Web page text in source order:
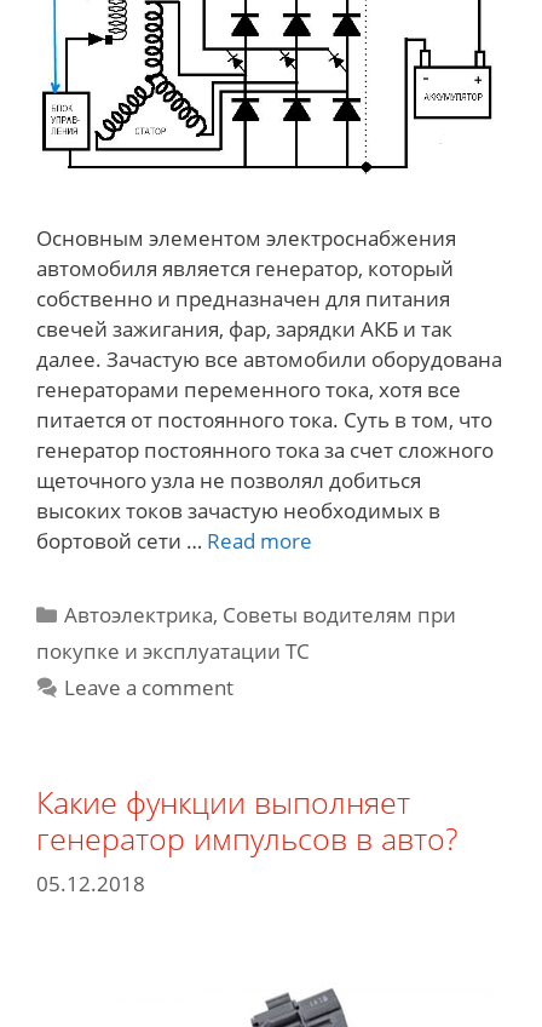
Основным элементом электроснабжения
автомобиля является генератор, который
собственно и предназначен для питания
свечей зажигания, фар, зарядки АКБ и так
далее. Зачастую все автомобили оборудована
генераторами переменного тока, хотя все
питается от постоянного тока. Суть в том, что
генератор постоянного тока за счет сложного
щеточного узла не позволял добиться
высоких токов зачастую необходимых в
бортовой сети … Read more
генератора.
Categories
Автоэлектрика, Советы водителям при
покупке и эксплуатации ТС
Leave a comment
Какие функции выполняет
генератор импульсов в авто?
05.12.2018